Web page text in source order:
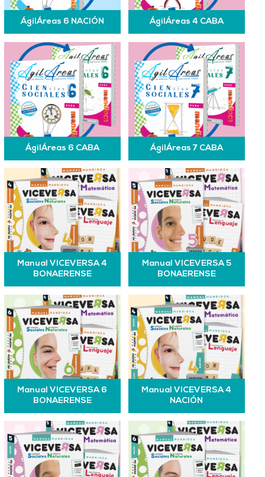
ÁgilÁreas 6 NACIÓN ÁgilÁreas 4 CABA
ÁgilÁreas 6 CABA ÁgilÁreas 7 CABA
Manual VICEVERSA 4
BONAERENSE
Manual VICEVERSA 5
BONAERENSE
Manual VICEVERSA 6
BONAERENSE
Manual VICEVERSA 4
NACIÓN